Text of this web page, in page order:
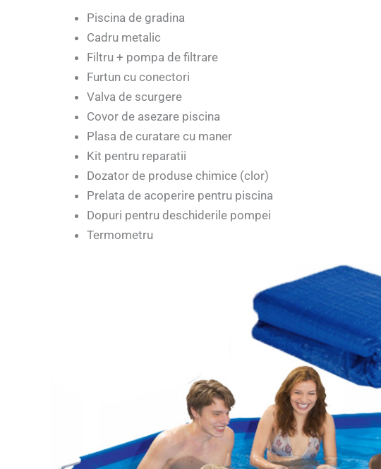
Piscina de gradina
Cadru metalic
Filtru + pompa de filtrare
Furtun cu conectori
Valva de scurgere
Covor de asezare piscina
Plasa de curatare cu maner
Kit pentru reparatii
Dozator de produse chimice (clor)
Prelata de acoperire pentru piscina
Dopuri pentru deschiderile pompei
Termometru